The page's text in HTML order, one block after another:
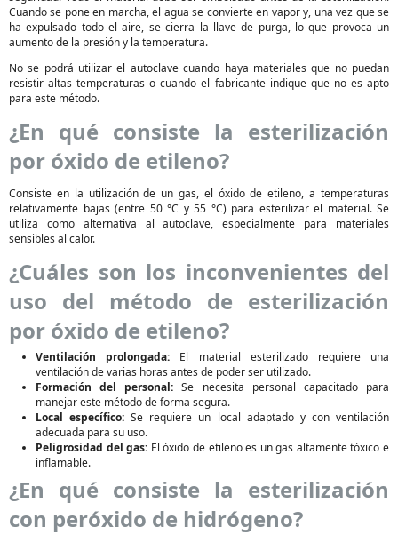
Cuando se pone en marcha, el agua se convierte en vapor y, una vez que se
ha expulsado todo el aire, se cierra la llave de purga, lo que provoca un
aumento de la presión y la temperatura.
No se podrá utilizar el autoclave cuando haya materiales que no puedan
resistir altas temperaturas o cuando el fabricante indique que no es apto
para este método.
¿En qué consiste la esterilización
por óxido de etileno?
Consiste en la utilización de un gas, el óxido de etileno, a temperaturas
relativamente bajas (entre 50 °C y 55 °C) para esterilizar el material. Se
utiliza como alternativa al autoclave, especialmente para materiales
sensibles al calor.
¿Cuáles son los inconvenientes del
uso del método de esterilización
por óxido de etileno?
Ventilación prolongada: El material esterilizado requiere una
ventilación de varias horas antes de poder ser utilizado.
Formación del personal: Se necesita personal capacitado para
manejar este método de forma segura.
Local específico: Se requiere un local adaptado y con ventilación
adecuada para su uso.
Peligrosidad del gas: El óxido de etileno es un gas altamente tóxico e
inflamable.
¿En qué consiste la esterilización
con peróxido de hidrógeno?